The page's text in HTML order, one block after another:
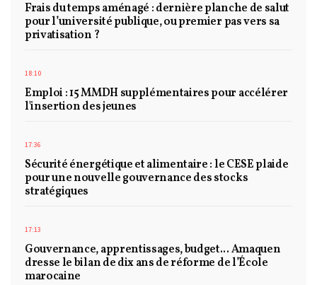
Frais du temps aménagé : dernière planche de salut
pour l’université publique, ou premier pas vers sa
privatisation ?
18:10
Emploi : 15 MMDH supplémentaires pour accélérer
l'insertion des jeunes
17:36
Sécurité énergétique et alimentaire : le CESE plaide
pour une nouvelle gouvernance des stocks
stratégiques
17:13
Gouvernance, apprentissages, budget... Amaquen
dresse le bilan de dix ans de réforme de l’École
marocaine